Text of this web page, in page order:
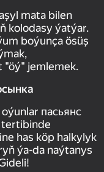
mata bilen
kolodasy ýatýar.
boýunça ösüş
"öý" jemlemek.
пасьянс
tertibinde
has köp halkylyk
ýa-da naýtanys